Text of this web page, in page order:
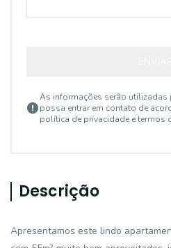
As informações serão utilizadas
possa entrar em contato de
política de privacidade e termos
Descrição
Apresentamos este lindo